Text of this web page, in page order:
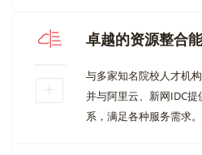
卓越的资源整合
与多家知名院校人才机
并与阿里云、新网IDC
系，满足各种服务需求。